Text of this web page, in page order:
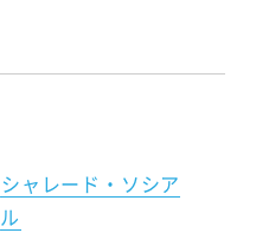
シャレード・ソシア
ル